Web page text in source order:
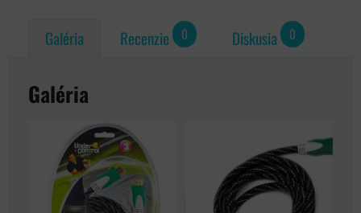
Galéria Recenzie 0 Diskusia 0
Galéria